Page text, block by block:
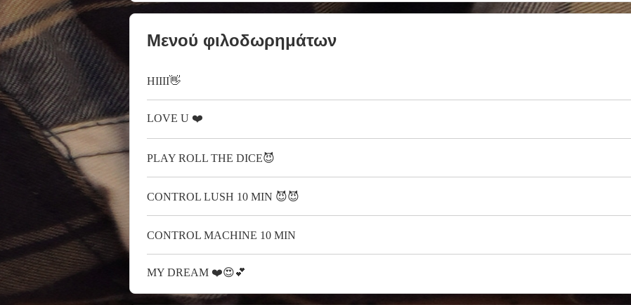
Μενού φιλοδωρημάτων
HIIII👋
LOVE U ❤️
PLAY ROLL THE DICE😈
CONTROL LUSH 10 MIN 😈😈
CONTROL MACHINE 10 MIN
MY DREAM ❤️😍💕